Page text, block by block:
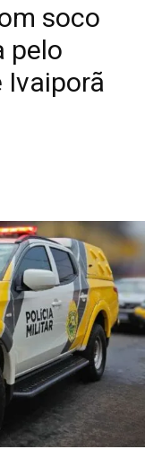
soco
pelo
Ivaiporã